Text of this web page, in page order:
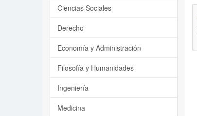
Ciencias Sociales
Derecho
Economía y Administración
Filosofía y Humanidades
Ingeniería
Medicina